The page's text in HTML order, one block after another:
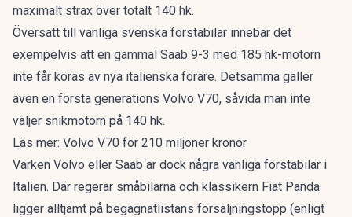
maximalt strax över totalt 140 hk.
Översatt till vanliga svenska förstabilar innebär det
exempelvis att en gammal Saab 9-3 med 185 hk-motorn
inte får köras av nya italienska förare. Detsamma gäller
även en första generations Volvo V70, såvida man inte
väljer snikmotorn på 140 hk.
Läs mer: Volvo V70 för 210 miljoner kronor
Varken Volvo eller Saab är dock några vanliga förstabilar i
Italien. Där regerar småbilarna och klassikern Fiat Panda
ligger alltjämt på begagnatlistans försäljningstopp (enligt